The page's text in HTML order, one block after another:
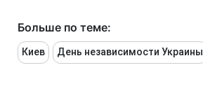
Больше по теме:
Киев День независимости Украины